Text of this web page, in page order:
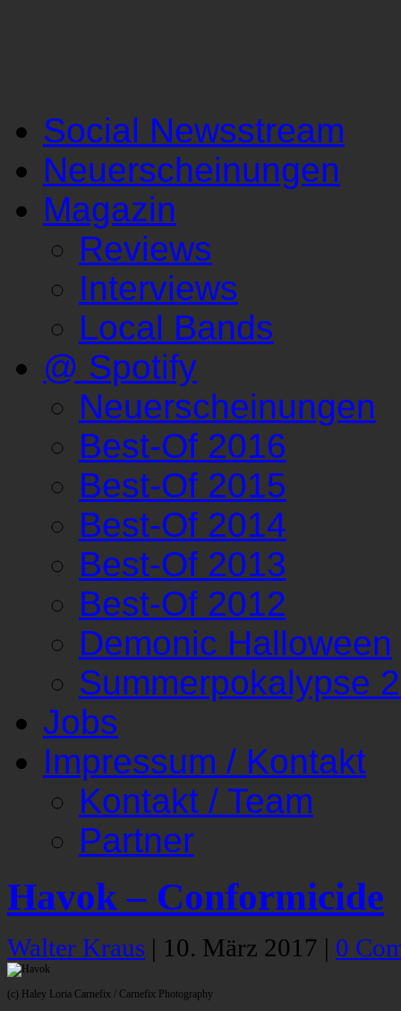
Social Newsstream
Neuerscheinungen
Magazin
Reviews
Interviews
Local Bands
@ Spotify
Neuerscheinungen
Best-Of 2016
Best-Of 2015
Best-Of 2014
Best-Of 2013
Best-Of 2012
Demonic Halloween
Summerpokalypse
Jobs
Impressum / Kontakt
Kontakt / Team
Partner
Havok – Conformicide
Walter Kraus | 10. März 2017 | 0
(c) Haley Loria Carnefix / Carnefix Photography